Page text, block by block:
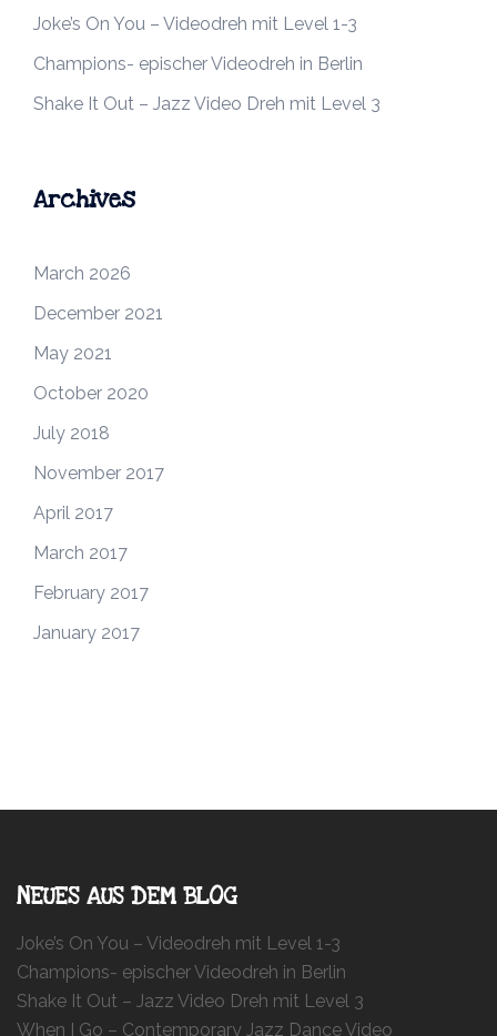
Joke’s On You – Videodreh mit Level 1-3
Champions- epischer Videodreh in Berlin
Shake It Out – Jazz Video Dreh mit Level 3
Archives
March 2026
December 2021
May 2021
October 2020
July 2018
November 2017
April 2017
March 2017
February 2017
January 2017
NEUES AUS DEM BLOG
Joke’s On You – Videodreh mit Level 1-3
Champions- epischer Videodreh in Berlin
Shake It Out – Jazz Video Dreh mit Level 3
When I Go – Contemporary Jazz Dance Video